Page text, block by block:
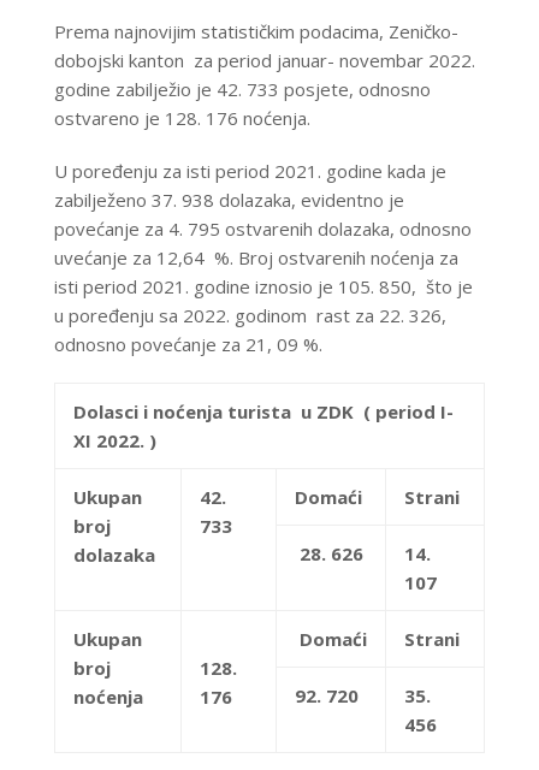
Prema najnovijim statističkim podacima, Zeničko-
dobojski kanton za period januar- novembar 2022.
godine zabilježio je 42. 733 posjete, odnosno
ostvareno je 128. 176 noćenja.
U poređenju za isti period 2021. godine kada je
zabilježeno 37. 938 dolazaka, evidentno je
povećanje za 4. 795 ostvarenih dolazaka, odnosno
uvećanje za 12,64 %. Broj ostvarenih noćenja za
isti period 2021. godine iznosio je 105. 850, što je
u poređenju sa 2022. godinom rast za 22. 326,
odnosno povećanje za 21, 09 %.
Dolasci i noćenja turista u ZDK ( period I-
XI 2022. )
Ukupan
broj
dolazaka
42.
733
Domaći Strani
28. 626
14.
107
Ukupan
broj
noćenja
128.
176
Domaći Strani
92. 720
35.
456